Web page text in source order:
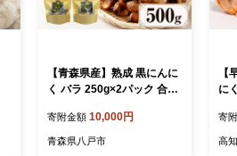
【青森県産】熟成 黒にんに
く バラ 250g×2パック 合計
寄附金額 10,000円
青森県八戸市
【
にく
寄
高